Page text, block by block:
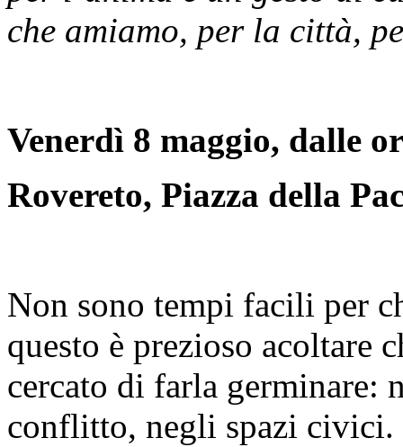
che amiamo, per la città,
Venerdì 8 maggio, dalle
Rovereto, Piazza della
Non sono tempi facili per
questo è prezioso acoltare
cercato di farla germinare:
conflitto, negli spazi civici.